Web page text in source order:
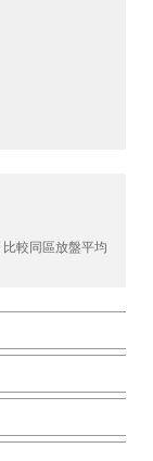
比較同區放盤平均